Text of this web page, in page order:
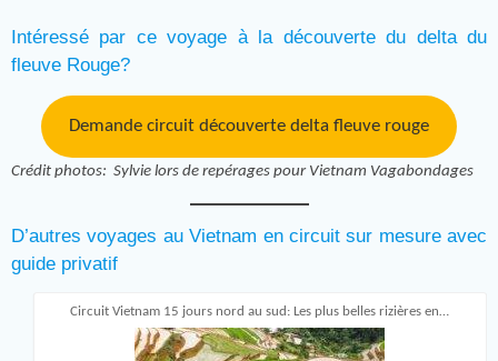
Intéressé par ce voyage à la découverte du delta du
fleuve Rouge?
Demande circuit découverte delta fleuve rouge
Crédit photos: Sylvie lors de repérages pour Vietnam Vagabondages
D’autres voyages au Vietnam en circuit sur mesure avec
guide privatif
Circuit Vietnam 15 jours nord au sud: Les plus belles rizières en…